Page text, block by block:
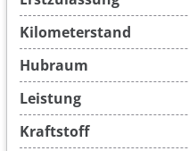
Kilometerstand
Hubraum
Leistung
Kraftstoff